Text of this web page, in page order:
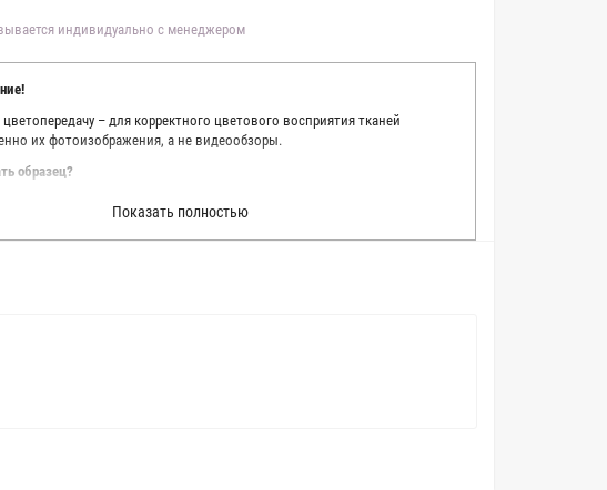
индивидуально с менеджером
– для корректного цветового восприятия тканей
их фотоизображения, а не видеообзоры.
образец?
чтобы точно описать цвет каждой ткани из нашего каталога.
и фотографируем каждую ткань в естественном свете, стараемся
правильные цветовые условия и описания. Но несмотря на наши
Показать полностью